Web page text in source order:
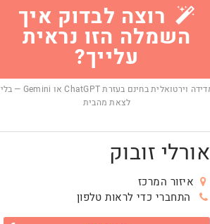
רוצה לבדוק איך
השמלה הזו נראית
עלייך?
מדידה וירטואלית בחינם בעזרת ChatGPT או Gemini — בלי
לצאת מהבית
אורלי זובוק
איזור המרכז
התחברי כדי לראות טלפון